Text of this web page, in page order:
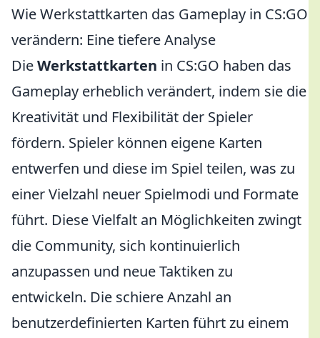
Wie Werkstattkarten das Gameplay in CS:GO
verändern: Eine tiefere Analyse
DieWerkstattkarten in CS:GO haben das
Gameplay erheblich verändert, indem sie die
Kreativität und Flexibilität der Spieler
fördern. Spieler können eigene Karten
entwerfen und diese im Spiel teilen, was zu
einer Vielzahl neuer Spielmodi und Formate
führt. Diese Vielfalt an Möglichkeiten zwingt
die Community, sich kontinuierlich
anzupassen und neue Taktiken zu
entwickeln. Die schiere Anzahl an
benutzerdefinierten Karten führt zu einem